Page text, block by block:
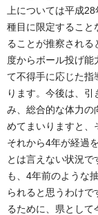
上については平成
種目に限定すること
ることが推察され
度からボール投げ
て不得手に応じた指
ります。今後は、
み、総合的な体力の
めてまいりますと、
それから4年が経過
とは言えない状況
も、4年前のような
られると思うわけ
るために、県とし